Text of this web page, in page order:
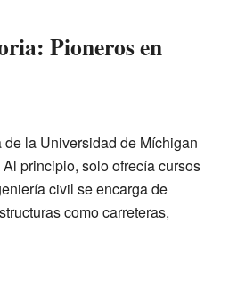
Pioneros en
la Universidad de Míchigan
principio, solo ofrecía cursos
civil se encarga de
como carreteras,